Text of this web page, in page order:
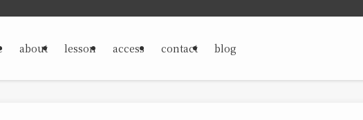
about lesson access contact blog